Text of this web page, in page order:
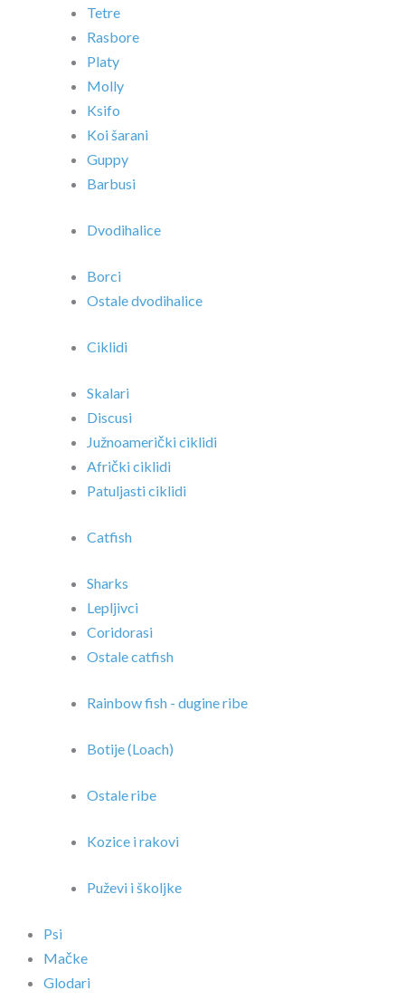
Tetre
Rasbore
Platy
Molly
Ksifo
Koi šarani
Guppy
Barbusi
Dvodihalice
Borci
Ostale dvodihalice
Ciklidi
Skalari
Discusi
Južnoamerički ciklidi
Afrički ciklidi
Patuljasti ciklidi
Catfish
Sharks
Lepljivci
Coridorasi
Ostale catfish
Rainbow fish - dugine ribe
Botije (Loach)
Ostale ribe
Kozice i rakovi
Puževi i školjke
Psi
Mačke
Glodari